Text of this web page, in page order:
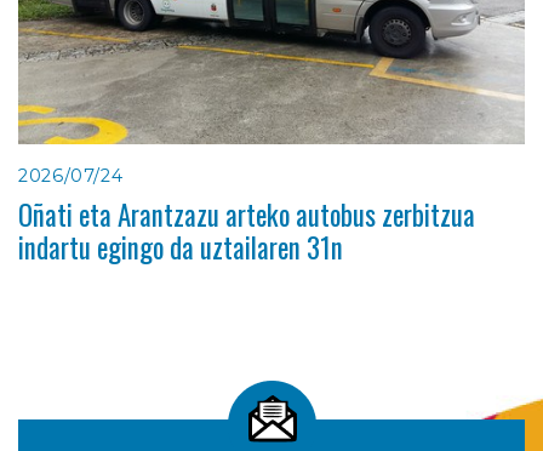
2026/07/24
Oñati eta Arantzazu arteko autobus zerbitzua
indartu egingo da uztailaren 31n